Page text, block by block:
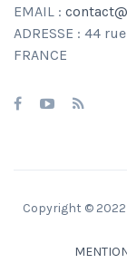
EMAIL :
ADRESSE : 44
FRANCE
Copyright © 2022 -